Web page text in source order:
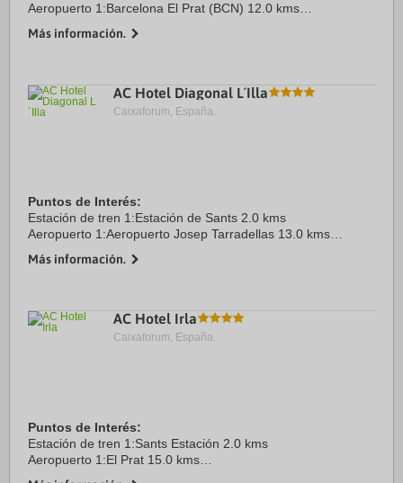
Aeropuerto 1:Barcelona El Prat (BCN) 12.0 kms
Centro Ciudad:Barcelona Centro 3.5 kms
Más información.
AC Hotel Diagonal L´Illa
Caixaforum, España.
Puntos de Interés:
Estación de tren 1:Estación de Sants 2.0 kms
Aeropuerto 1:Aeropuerto Josep Tarradellas 13.0 kms
Centro Ciudad:Plaza Cataluña 4.0 kms
Más información.
AC Hotel Irla
Caixaforum, España.
Puntos de Interés:
Estación de tren 1:Sants Estación 2.0 kms
Aeropuerto 1:El Prat 15.0 kms